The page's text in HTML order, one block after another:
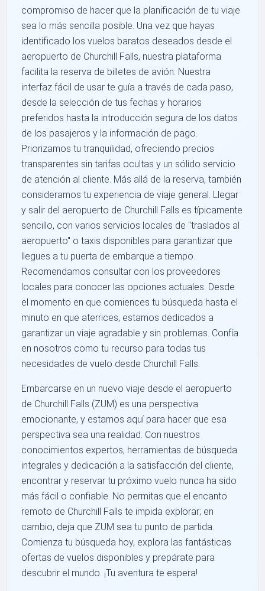
compromiso de hacer que la planificación de tu viaje
sea lo más sencilla posible. Una vez que hayas
identificado los vuelos baratos deseados desde el
aeropuerto de Churchill Falls, nuestra plataforma
facilita la reserva de billetes de avión. Nuestra
interfaz fácil de usar te guía a través de cada paso,
desde la selección de tus fechas y horarios
preferidos hasta la introducción segura de los datos
de los pasajeros y la información de pago.
Priorizamos tu tranquilidad, ofreciendo precios
transparentes sin tarifas ocultas y un sólido servicio
de atención al cliente. Más allá de la reserva, también
consideramos tu experiencia de viaje general. Llegar
y salir del aeropuerto de Churchill Falls es típicamente
sencillo, con varios servicios locales de "traslados al
aeropuerto" o taxis disponibles para garantizar que
llegues a tu puerta de embarque a tiempo.
Recomendamos consultar con los proveedores
locales para conocer las opciones actuales. Desde
el momento en que comiences tu búsqueda hasta el
minuto en que aterrices, estamos dedicados a
garantizar un viaje agradable y sin problemas. Confía
en nosotros como tu recurso para todas tus
necesidades de vuelo desde Churchill Falls.
Embarcarse en un nuevo viaje desde el aeropuerto
de Churchill Falls (ZUM) es una perspectiva
emocionante, y estamos aquí para hacer que esa
perspectiva sea una realidad. Con nuestros
conocimientos expertos, herramientas de búsqueda
integrales y dedicación a la satisfacción del cliente,
encontrar y reservar tu próximo vuelo nunca ha sido
más fácil o confiable. No permitas que el encanto
remoto de Churchill Falls te impida explorar; en
cambio, deja que ZUM sea tu punto de partida.
Comienza tu búsqueda hoy, explora las fantásticas
ofertas de vuelos disponibles y prepárate para
descubrir el mundo. ¡Tu aventura te espera!